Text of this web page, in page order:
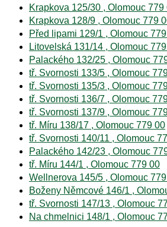
Krapkova 125/30 , Olomouc 779
Krapkova 128/9 , Olomouc 779
Před lipami 129/1 , Olomouc
Litovelská 131/14 , Olomouc
Palackého 132/25 , Olomouc
tř. Svornosti 133/5 , Olomouc
tř. Svornosti 135/3 , Olomouc
tř. Svornosti 136/7 , Olomouc
tř. Svornosti 137/9 , Olomouc
tř. Míru 138/17 , Olomouc 779 00
tř. Svornosti 140/11 , Olomouc
Palackého 142/23 , Olomouc
tř. Míru 144/1 , Olomouc 779 00
Wellnerova 145/5 , Olomouc
Boženy Němcové 146/1 ,
tř. Svornosti 147/13 , Olomouc
Na chmelnici 148/1 , Olomouc